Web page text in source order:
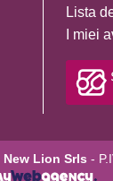
Lista
I miei
New Lion Srls -